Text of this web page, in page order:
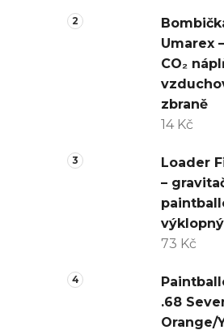
Umarex
CO₂
zbraně
14 Kč
Loader
–
73 Kč
.68
Orange/